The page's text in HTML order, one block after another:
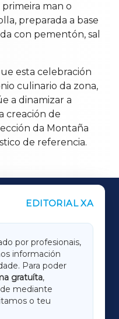
man o
preparada a base
con pementón, sal
esta celebración
culinario da zona,
a dinamizar a
creación de
da Montaña
de referencia.
EDITORIAL XA
por profesionais,
información
Para poder
gratuíta,
mediante
o teu